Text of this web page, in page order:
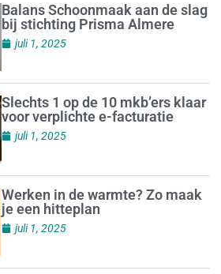
Balans Schoonmaak aan de slag
bij stichting Prisma Almere
juli 1, 2025
Slechts 1 op de 10 mkb’ers klaar
voor verplichte e-facturatie
juli 1, 2025
Werken in de warmte? Zo maak
je een hitteplan
juli 1, 2025